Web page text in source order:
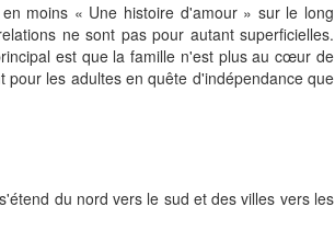
moins « Une histoire d'amour » sur le long
ne sont pas pour autant superficielles.
est que la famille n'est plus au cœur de
les adultes en quête d'indépendance que
du nord vers le sud et des villes vers les